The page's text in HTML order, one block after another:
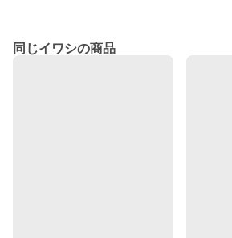
同じイワシの商品